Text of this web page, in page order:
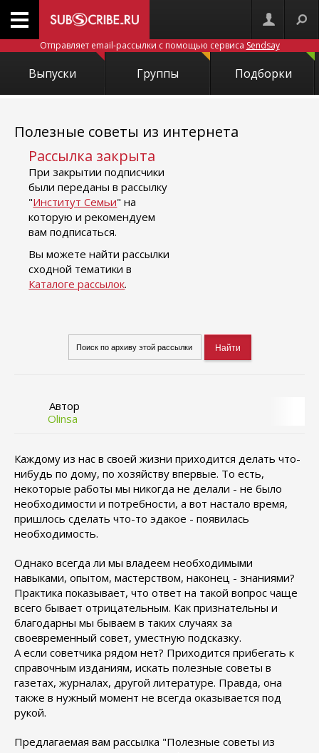
Отправляет email-рассылки с помощью сервиса Sendsay
Выпуски Группы Подборки
Полезные советы из интернета
Рассылка закрыта
При закрытии подписчики
были переданы в рассылку
"Институт Семьи" на
которую и рекомендуем
вам подписаться.
Вы можете найти рассылки
сходной тематики в
Каталоге рассылок.
Автор
Olinsa
Каждому из нас в своей жизни приходится делать что-
нибудь по дому, по хозяйству впервые. То есть,
некоторые работы мы никогда не делали - не было
необходимости и потребности, а вот настало время,
пришлось сделать что-то эдакое - появилась
необходимость.
Однако всегда ли мы владеем необходимыми
навыками, опытом, мастерством, наконец - знаниями?
Практика показывает, что ответ на такой вопрос чаще
всего бывает отрицательным. Как признательны и
благодарны мы бываем в таких случаях за
своевременный совет, уместную подсказку.
А если советчика рядом нет? Приходится прибегать к
справочным изданиям, искать полезные советы в
газетах, журналах, другой литературе. Правда, она
также в нужный момент не всегда оказывается под
рукой.
Предлагаемая вам рассылка "Полезные советы из